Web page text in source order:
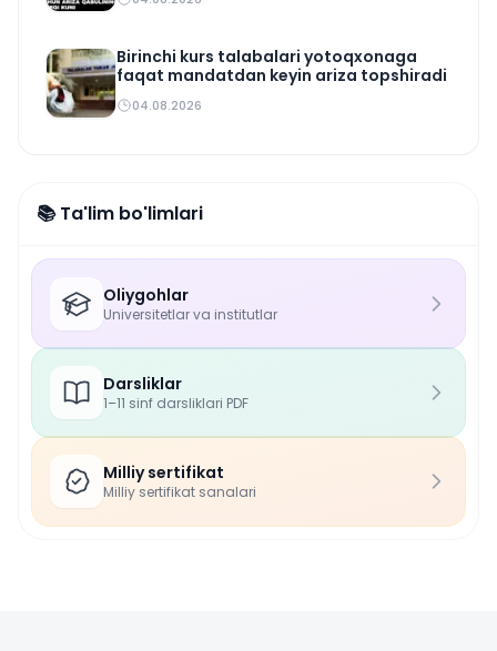
Birinchi kurs talabalari yotoqxonaga
faqat mandatdan keyin ariza topshiradi
04.08.2026
📚 Ta'lim bo'limlari
Oliygohlar
Universitetlar va institutlar
Darsliklar
1–11 sinf darsliklari PDF
Milliy sertifikat
Milliy sertifikat sanalari